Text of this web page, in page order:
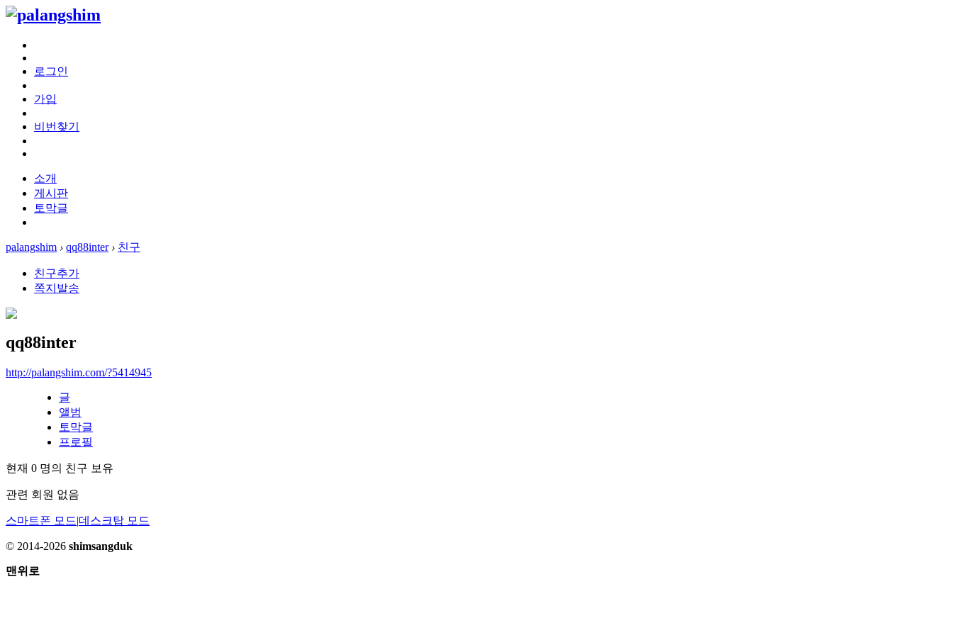
로그인
가입
비번찾기
소개
게시판
토막글
palangshim › qq88inter › 친구
친구추가
쪽지발송
qq88inter
http://palangshim.com/?5414945
글
앨범
토막글
프로필
현재 0 명의 친구 보유
관련 회원 없음
스마트폰 모드|데스크탑 모드
© 2014-2026 shimsangduk
맨위로